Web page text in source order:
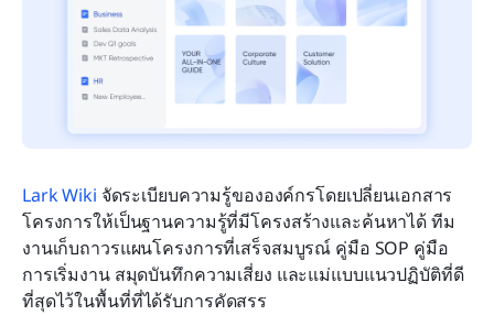
Lark Wiki จัดระเบียบความรู้ขององค์กรโดยเปลี่ยนเอกสาร
โครงการให้เป็นฐานความรู้ที่มีโครงสร้างและค้นหาได้ ทีม
งานเก็บถาวรแผนโครงการที่เสร็จสมบูรณ์ คู่มือ SOP คู่มือ
การเริ่มงาน สมุดบันทึกความเสี่ยง และแม่แบบแนวปฏิบัติที่ดี
ที่สุดไว้ในพื้นที่ที่ได้รับการคัดสรร